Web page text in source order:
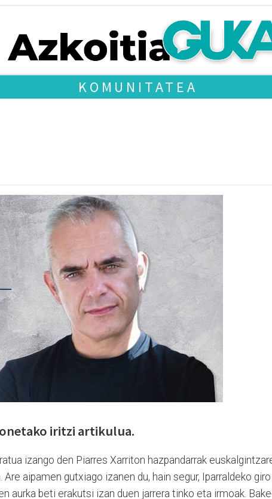
KOMUNITATEA
iritzi artikulua.
izango den Piarres Xarriton hazpandarrak
aipamen gutxiago izanen du, hain segur, Iparraldeko giro
aurka beti erakutsi izan duen jarrera tinko eta irmoak.